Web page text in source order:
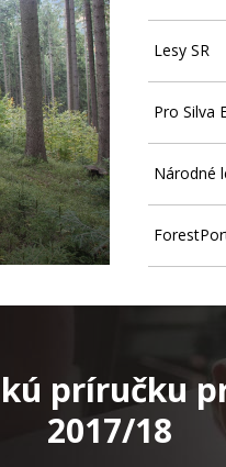
Lesy SR
Pro Silva
Národné
príručku
2017/18